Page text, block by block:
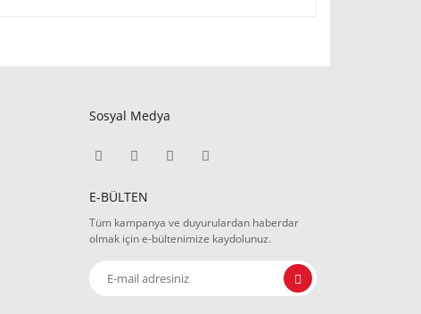
Sosyal Medya
E-BÜLTEN
Tüm kampanya ve duyurulardan haberdar
olmak için e-bültenimize kaydolunuz.